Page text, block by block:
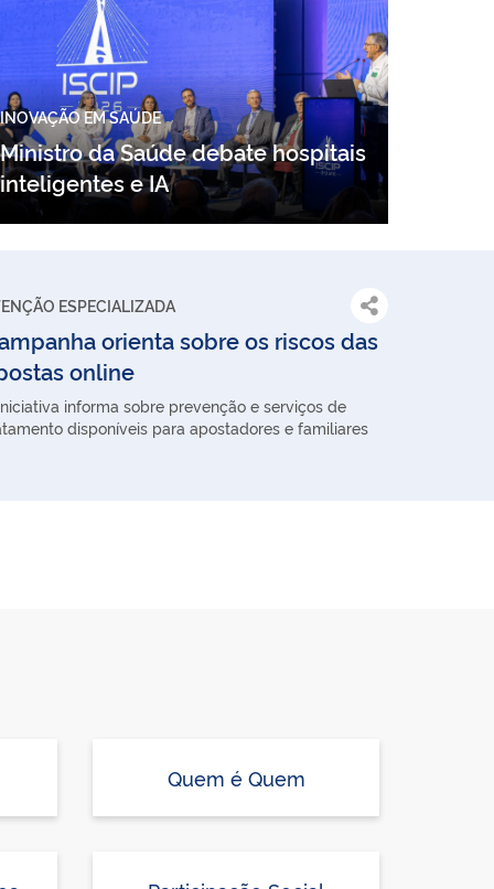
INOVAÇÃO EM SAÚDE
Ministro da Saúde debate hospitais
inteligentes e IA
ESPECIALIZADA
orienta sobre os riscos das
online
informa sobre prevenção e serviços de
disponíveis para apostadores e familiares
Quem é Quem